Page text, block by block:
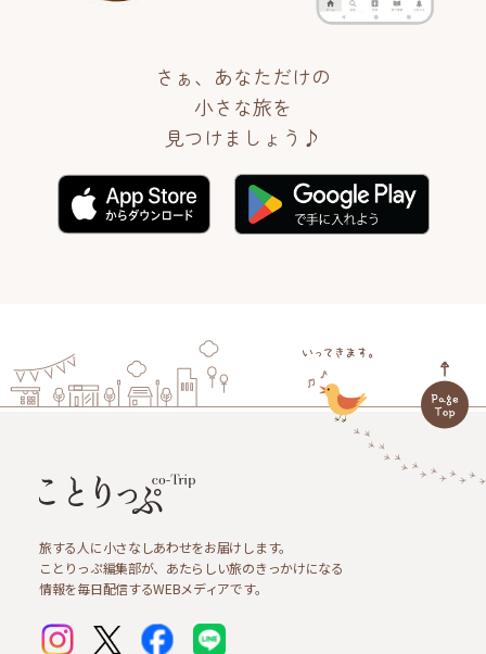
さぁ、あなただけの
小さな旅を
見つけましょう♪
旅する人に小さなしあわせをお届けします。
ことりっぷ編集部が、あたらしい旅のきっかけになる
情報を毎日配信するWEBメディアです。